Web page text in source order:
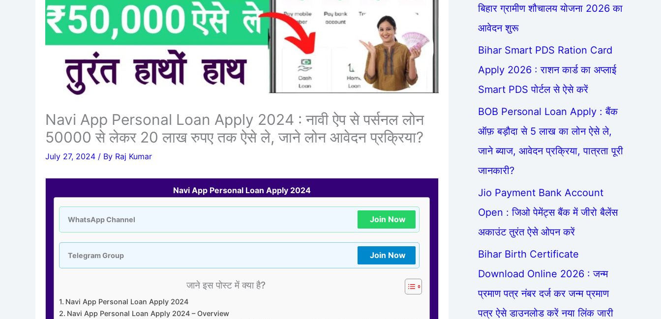
Navi App Personal Loan Apply 2024 : नावी ऐप से पर्सनल लोन
50000 से लेकर 20 लाख रुपए तक ऐसे ले, जाने लोन आवेदन प्रक्रिया?
July 27, 2024 / By Raj Kumar
Navi App Personal Loan Apply 2024
WhatsApp Channel Join Now
Telegram Group Join Now
जाने इस पोस्ट में क्या है?
Navi App Personal Loan Apply 2024
Navi App Personal Loan Apply 2024 – Overview
बिहार ग्रामीण शौचालय योजना 2026 का
आवेदन शुरू
Bihar Smart PDS Ration Card
Apply 2026 : राशन कार्ड का अप्लाई
Smart PDS पोर्टल से ऐसे करें
BOB Personal Loan Apply : बैंक
ऑफ़ बड़ौदा से 5 लाख का लोन ऐसे ले,
जाने ब्याज, आवेदन प्रक्रिया, पात्रता पूरी
जानकारी?
Jio Payment Bank Account
Open : जिओ पेमेंट्स बैंक में जीरो बैलेंस
अकाउंट तुरंत ऐसे ओपन करें
Bihar Birth Certificate
Download Online 2026 : जन्म
प्रमाण पत्र नंबर दर्ज कर जन्म प्रमाण
पत्र ऐसे डाउनलोड करें नया लिंक जारी